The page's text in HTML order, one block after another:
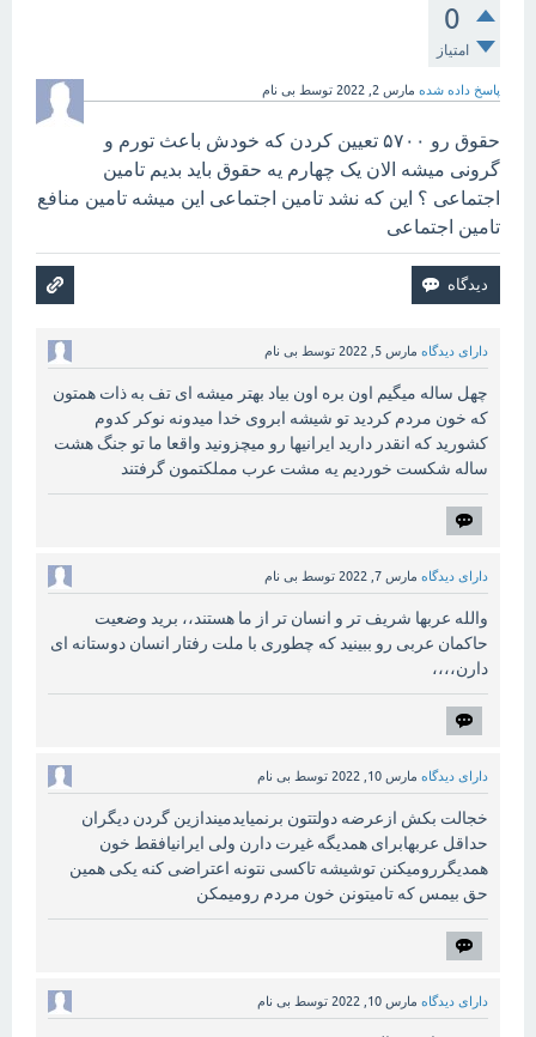
0
امتیاز
پاسخ داده شده مارس 2, 2022 توسط بی نام
حقوق رو ۵۷۰۰ تعیین کردن که خودش باعث تورم و
گرونی میشه الان یک چهارم یه حقوق باید بدیم تامین
اجتماعی ؟ این که نشد تامین اجتماعی این میشه تامین منافع
تامین اجتماعی
دارای دیدگاه مارس 5, 2022 توسط بی نام
چهل ساله میگیم اون بره اون بیاد بهتر میشه ای تف به ذات همتون
که خون مردم کردید تو شیشه ابروی خدا میدونه نوکر کدوم
کشورید که انقدر دارید ایرانیها رو میچزونید واقعا ما تو جنگ هشت
ساله شکست خوردیم یه مشت عرب مملکتمون گرفتند
دارای دیدگاه مارس 7, 2022 توسط بی نام
والله عربها شریف تر و انسان تر از ما هستند،، برید وضعیت
حاکمان عربی رو ببینید که چطوری با ملت رفتار انسان دوستانه ای
دارن،،،،
دارای دیدگاه مارس 10, 2022 توسط بی نام
خجالت بکش ازعرضه دولتتون برنمیایدمیندازین گردن دیگران
حداقل عربهابرای همدیگه غیرت دارن ولی ایرانیافقط خون
همدیگررومیکنن توشیشه تاکسی نتونه اعتراضی کنه یکی همین
حق بیمس که تامیتونن خون مردم رومیمکن
دارای دیدگاه مارس 10, 2022 توسط بی نام